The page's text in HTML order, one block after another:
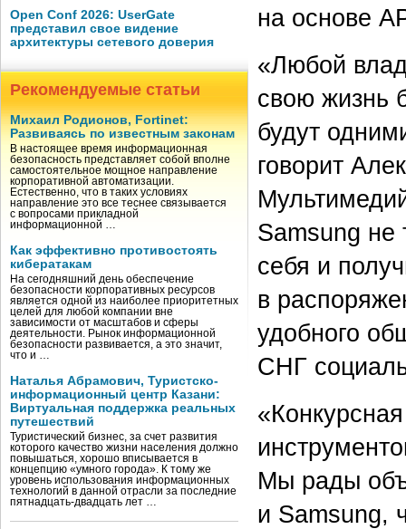
Open Conf 2026: UserGate
представил свое видение
архитектуры сетевого доверия
Рекомендуемые статьи
Михаил Родионов, Fortinet:
Развиваясь по известным законам
В настоящее время информационная
безопасность представляет собой вполне
самостоятельное мощное направление
корпоративной автоматизации.
Естественно, что в таких условиях
направление это все теснее связывается
с вопросами прикладной
информационной …
Как эффективно противостоять
кибератакам
На сегодняшний день обеспечение
безопасности корпоративных ресурсов
является одной из наиболее приоритетных
целей для любой компании вне
зависимости от масштабов и сферы
деятельности. Рынок информационной
безопасности развивается, а это значит,
что и …
Наталья Абрамович, Туристско-
информационный центр Казани:
Виртуальная поддержка реальных
путешествий
Туристический бизнес, за счет развития
которого качество жизни населения должно
повышаться, хорошо вписывается в
концепцию «умного города». К тому же
уровень использования информационных
технологий в данной отрасли за последние
пятнадцать-двадцать лет …
на основе
«Любой
свою жизнь
будут
говорит
Samsung не
себя и
в
удобного
СНГ
Мы рады
и Samsung,